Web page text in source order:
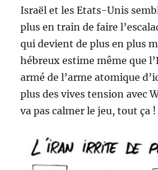
Israël et les Etats-Unis
plus en train de faire
qui devient de plus en plus
hébreux estime même que
armé de l’arme atomique
plus des vives tension avec
va pas calmer le jeu, tout ça !